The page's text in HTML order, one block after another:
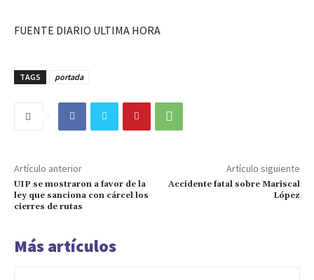
FUENTE DIARIO ULTIMA HORA
TAGS portada
Artículo anterior
UIP se mostraron a favor de la
ley que sanciona con cárcel los
cierres de rutas
Artículo siguiente
Accidente fatal sobre Mariscal
López
Más artículos